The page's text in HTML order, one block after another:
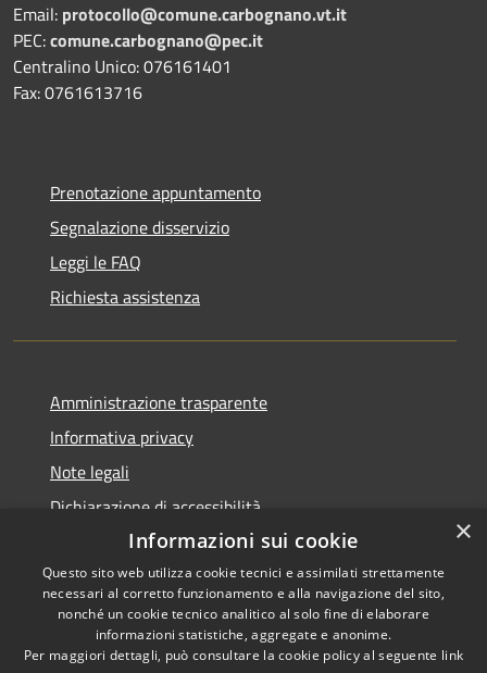
Email: protocollo@comune.carbognano.vt.it
PEC:comune.carbognano@pec.it
Centralino Unico: 076161401
Fax: 0761613716
Prenotazione appuntamento
Segnalazione disservizio
Leggi le FAQ
Richiesta assistenza
Amministrazione trasparente
Informativa privacy
Note legali
Dichiarazione di accessibilità
Accessibilità
Copyright © 2026 • Comune di
Carbognano • Powered by
×
Informazioni sui cookie
Questo sito web utilizza cookie tecnici e assimilati strettamente
necessari al corretto funzionamento e alla navigazione del sito,
nonché un cookie tecnico analitico al solo fine di elaborare
informazioni statistiche, aggregate e anonime.
Per maggiori dettagli, può consultare la cookie policy al seguente link